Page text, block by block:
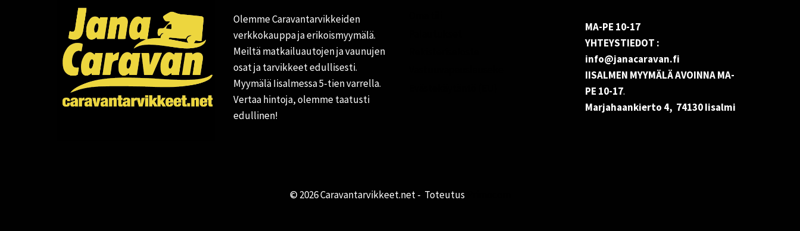
Olemme Caravantarvikkeiden
verkkokauppa ja erikoismyymälä.
Meiltä matkailuautojen ja vaunujen
osat ja tarvikkeet edullisesti.
Myymälä Iisalmessa 5-tien varrella.
Vertaa hintoja, olemme taatusti
edullinen!
MA-PE 10-17
YHTEYSTIEDOT :
info@janacaravan.fi
IISALMEN MYYMÄLÄ AVOINNA MA-
PE 10-17.
Marjahaankierto 4, 74130 Iisalmi
© 2026 Caravantarvikkeet.net - Toteutus